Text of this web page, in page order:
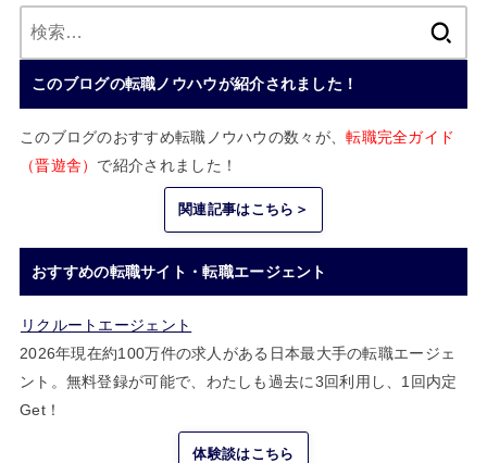
このブログの転職ノウハウが紹介されました！
このブログのおすすめ転職ノウハウの数々が、転職完全ガイド
（晋遊舎） で紹介されました！
関連記事はこちら＞
おすすめの転職サイト・転職エージェント
リクルートエージェント
2026年現在約100万件の求人がある日本最大手の転職エージェ
ント。無料登録が可能で、わたしも過去に3回利用し、1回内定
Get！
体験談はこちら